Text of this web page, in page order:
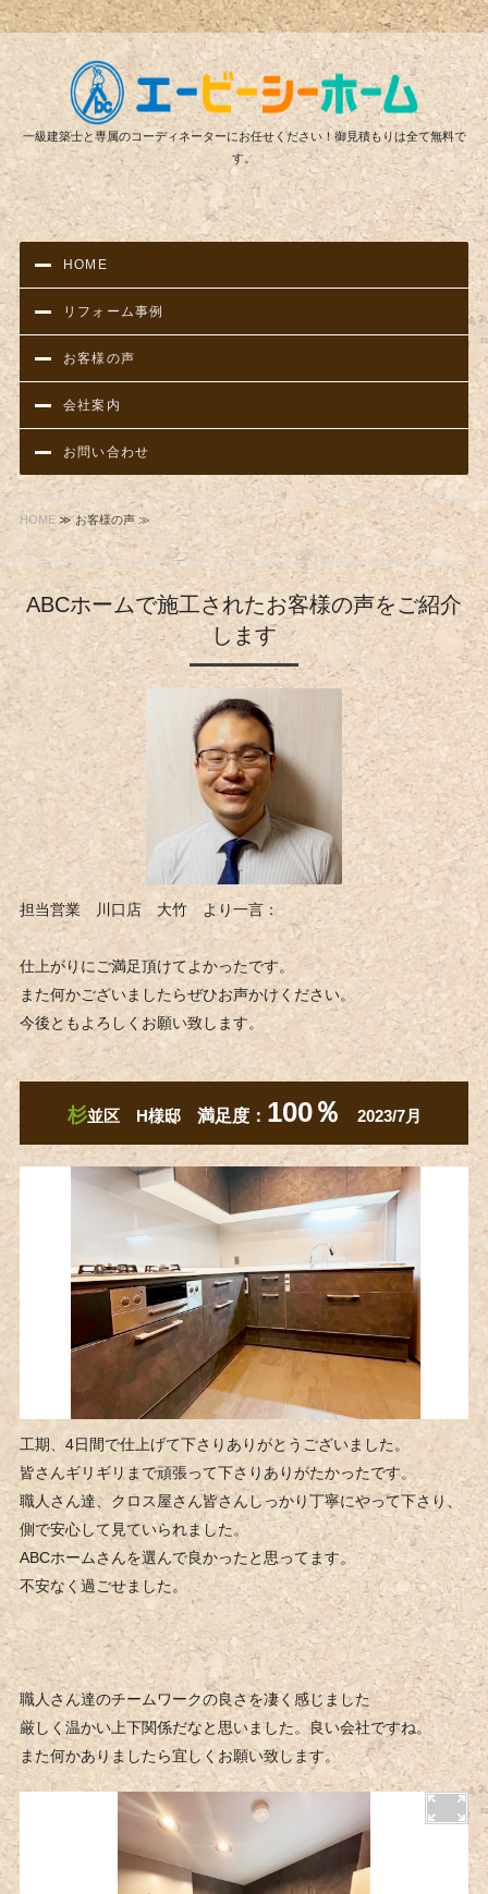
リ
一級建築士と専属のコーディネーターにお任せください！御見積もりは全て無料で
す。
HOME
リフォーム事例
お客様の声
会社案内
お問い合わせ
HOME≫ お客様の声 ≫
ABCホームで施工されたお客様の声をご紹介
します
担当営業 川口店 大竹 より一言：
仕上がりにご満足頂けてよかったです。
また何かございましたらぜひお声かけください。
今後ともよろしくお願い致します。
杉並区 H様邸 満足度： 100％ 2023/7月
工期、4日間で仕上げて下さりありがとうございました。
皆さんギリギリまで頑張って下さりありがたかったです。
職人さん達、クロス屋さん皆さんしっかり丁寧にやって下さり、
側で安心して見ていられました。
ABCホームさんを選んで良かったと思ってます。
不安なく過ごせました。
職人さん達のチームワークの良さを凄く感じました
厳しく温かい上下関係だなと思いました。良い会社ですね。
また何かありましたら宜しくお願い致します。